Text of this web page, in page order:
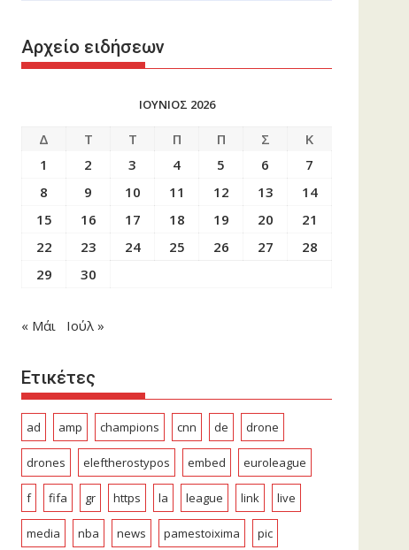
Αρχείο ειδήσεων
ΙΟΥΝΙΟΣ 2026
Δ Τ Τ Π Π Σ
Κ
1
2 3 4 5 6
7
8
9 10 11 12 13
14
15
16 17 18 19 20
21
22
23 24 25 26 27
28
29
30
« Μάι Ιούλ »
Ετικέτες
ad amp champions cnn de drone
drones eleftherostypos embed euroleague
f fifa gr https la league link live
media nba news pamestoixima pic